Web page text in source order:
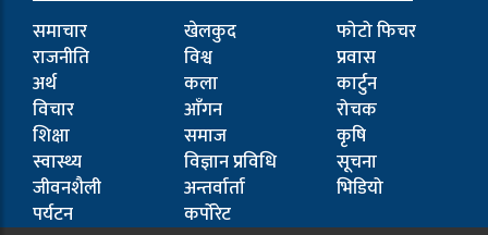
समाचार
राजनीति
अर्थ
विचार
शिक्षा
स्वास्थ्य
जीवनशैली
पर्यटन
खेलकुद
विश्व
कला
आँगन
समाज
विज्ञान प्रविधि
अन्तर्वार्ता
कर्पोरेट
फोटो फिचर
प्रवास
कार्टुन
रोचक
कृषि
सूचना
भिडियो